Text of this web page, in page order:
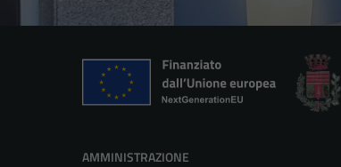
AMMINISTRAZIONE